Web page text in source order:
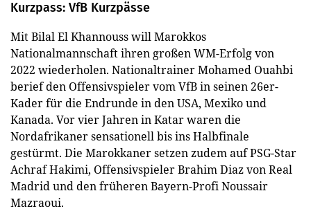
Kurzpass: VfB Kurzpässe
Mit Bilal El Khannouss will Marokkos
Nationalmannschaft ihren großen WM-Erfolg von
2022 wiederholen. Nationaltrainer Mohamed Ouahbi
berief den Offensivspieler vom VfB in seinen 26er-
Kader für die Endrunde in den USA, Mexiko und
Kanada. Vor vier Jahren in Katar waren die
Nordafrikaner sensationell bis ins Halbfinale
gestürmt. Die Marokkaner setzen zudem auf PSG-Star
Achraf Hakimi, Offensivspieler Brahim Diaz von Real
Madrid und den früheren Bayern-Profi Noussair
Mazraoui.